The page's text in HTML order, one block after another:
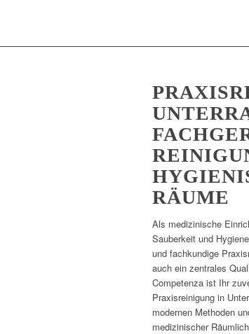
RÄUME
Als medizinische
Sauberkeit und
und fachkundige
auch ein zentrales
Competenza ist Ihr
Praxisreinigung in
modernen Methoden
medizinischer